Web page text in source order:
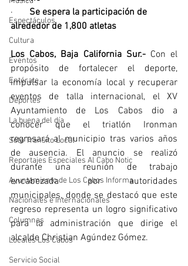
Espectáculos
Cultura
Eventos
Entérate
Deportes
La buena del día
Sólo Tránsito Local
Reportajes Especiales Al Cabo Notic
Ayuntamiento de Los Cabos Informa
Nacionales e Internacionales
Columnas
Locales Los Cabos
Servicio Social
· Se espera la participación de
alrededor de 1,800 atletas
Los Cabos, Baja California Sur.- Con el
propósito de fortalecer el deporte,
impulsar la economía local y recuperar
eventos de talla internacional, el XV
Ayuntamiento de Los Cabos dio a
conocer que el triatlón Ironman
regresará al municipio tras varios años
de ausencia. El anuncio se realizó
durante una reunión de trabajo
encabezada por autoridades
municipales, donde se destacó que este
regreso representa un logro significativo
para la administración que dirige el
alcalde Christian Agúndez Gómez.